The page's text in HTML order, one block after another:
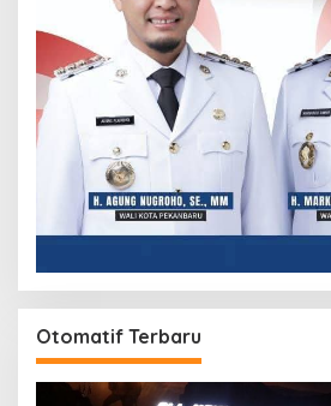
Otomatif Terbaru